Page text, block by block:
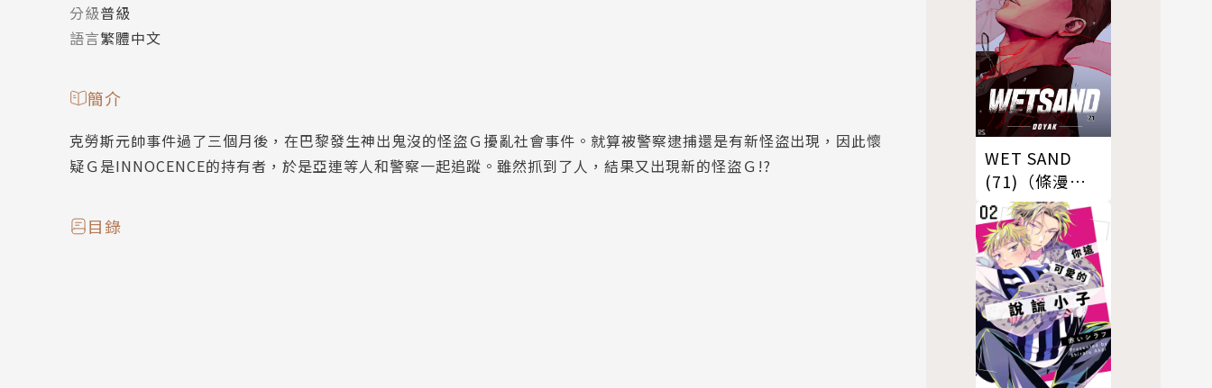
分級普級
語言繁體中文
簡介
克勞斯元帥事件過了三個月後，在巴黎發生神出鬼沒的怪盜Ｇ擾亂社會事件。就算被警察逮捕還是有新怪盜出現，因此懷
疑Ｇ是INNOCENCE的持有者，於是亞連等人和警察一起追蹤。雖然抓到了人，結果又出現新的怪盜Ｇ!?
目錄
WET SAND
(71)（條漫
版）